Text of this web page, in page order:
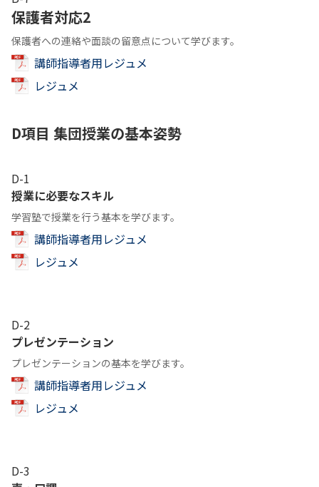
保護者対応2
保護者への連絡や面談の留意点について学びます。
講師指導者用レジュメ
レジュメ
D項目 集団授業の基本姿勢
D-1
授業に必要なスキル
学習塾で授業を行う基本を学びます。
講師指導者用レジュメ
レジュメ
D-2
プレゼンテーション
プレゼンテーションの基本を学びます。
講師指導者用レジュメ
レジュメ
D-3